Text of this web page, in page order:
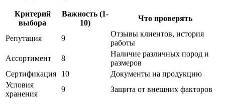
Критерий
выбора
Важность (1-
10)
Что проверять
Репутация 9
Отзывы клиентов, история
работы
Ассортимент
8
Наличие различных пород и
размеров
Сертификация
10
Документы на продукцию
Условия
хранения
9 Защита от внешних факторов